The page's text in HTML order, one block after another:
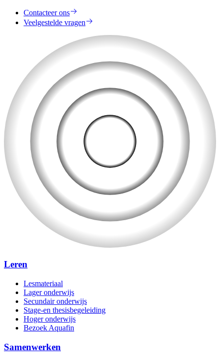
Contacteer ons
Veelgestelde vragen
Leren
Lesmateriaal
Lager onderwijs
Secundair onderwijs
Stage-en thesisbegeleiding
Hoger onderwijs
Bezoek Aquafin
Samenwerken